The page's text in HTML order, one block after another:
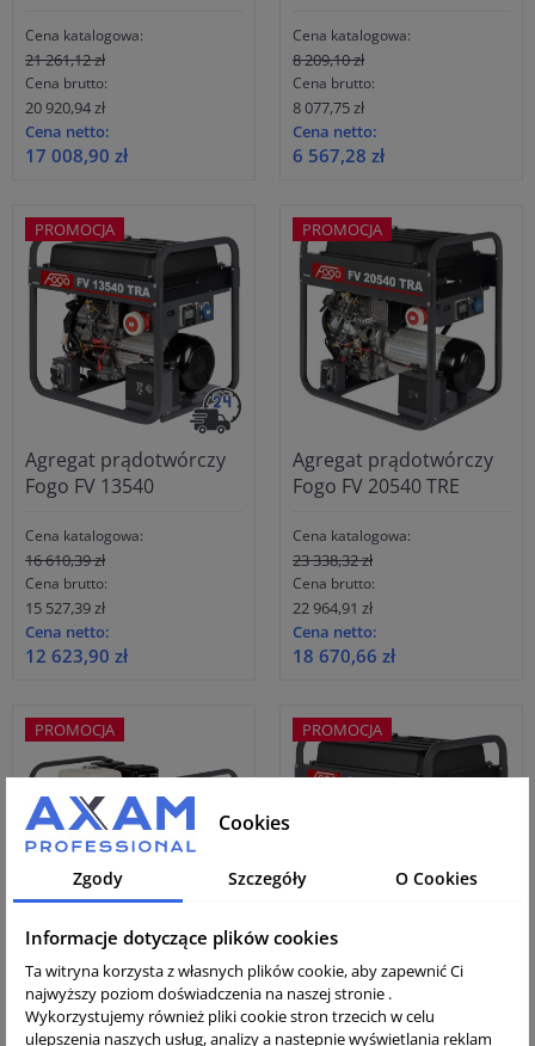
Cena katalogowa:
21 261,12 zł
Cena brutto:
20 920,94 zł
Cena netto:
17 008,90 zł
Cena katalogowa:
8 209,10 zł
Cena brutto:
8 077,75 zł
Cena netto:
6 567,28 zł
Agregat prądotwórczy
Fogo FV 13540
Cena katalogowa:
16 610,39 zł
Cena brutto:
15 527,39 zł
Cena netto:
12 623,90 zł
PROMOCJA
Agregat prądotwórczy
Fogo FV 20540 TRE
Cena katalogowa:
23 338,32 zł
Cena brutto:
22 964,91 zł
Cena netto:
18 670,66 zł
PROMOCJA
Agregat prądotwórczy
Fogo FH 8220
Cena katalogowa:
PROMOCJA
Agregat prądotwórczy
Fogo FV 15000
Cena katalogowa:
PROMOCJA
Cookies
Zgody Szczegóły O Cookies
Informacje dotyczące plików cookies
Ta witryna korzysta z własnych plików cookie, aby zapewnić Ci
najwyższy poziom doświadczenia na naszej stronie .
Wykorzystujemy również pliki cookie stron trzecich w celu
ulepszenia naszych usług, analizy a nastepnie wyświetlania reklam